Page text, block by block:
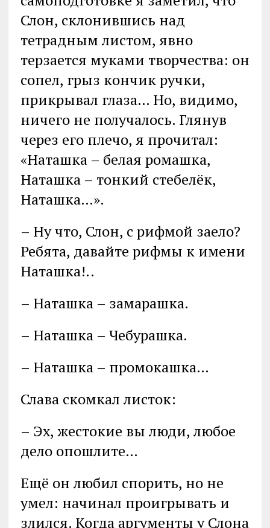
Слон, склонившись над
тетрадным листом, явно
терзается муками творчества: он
сопел, грыз кончик ручки,
прикрывал глаза… Но, видимо,
ничего не получалось. Глянув
через его плечо, я прочитал:
«Наташка – белая ромашка,
Наташка – тонкий стебелёк,
Наташка…».
– Ну что, Слон, с рифмой заело?
Ребята, давайте рифмы к имени
Наташка!..
– Наташка – замарашка.
– Наташка – Чебурашка.
– Наташка – промокашка…
Слава скомкал листок:
– Эх, жестокие вы люди, любое
дело опошлите…
Ещё он любил спорить, но не
умел: начинал проигрывать и
злился. Когда аргументы у Слона